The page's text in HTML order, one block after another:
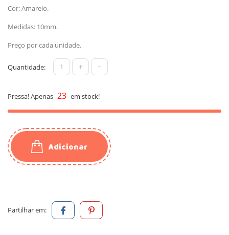
Cor: Amarelo.
Medidas: 10mm.
Preço por cada unidade.
Quantidade: + -
Pressa! Apenas 23 em stock!
Adicionar
Partilhar em: